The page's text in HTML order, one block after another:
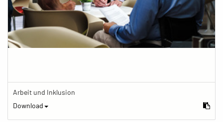
Arbeit und Inklusion
Download